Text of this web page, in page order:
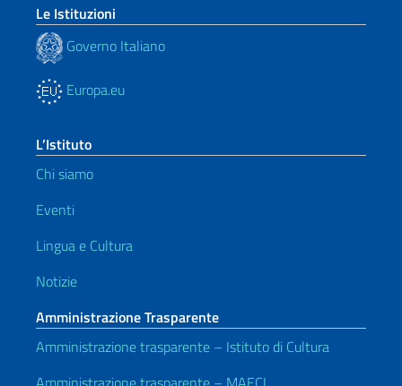
Le Istituzioni
Governo Italiano
Europa.eu
L’Istituto
Chi siamo
Eventi
Lingua e Cultura
Notizie
Amministrazione Trasparente
Amministrazione trasparente – Istituto di Cultura